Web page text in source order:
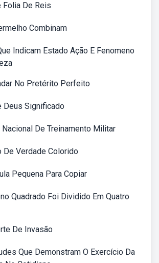
De Reis
Combinam
Indicam Estado Ação E Fenomeno
No Pretérito Perfeito
Deus Significado
De Treinamento Militar
De Verdade Colorido
Pequena Para Copiar
Quadrado Foi Dividido Em Quatro
De Invasão
Que Demonstram O Exercício Da